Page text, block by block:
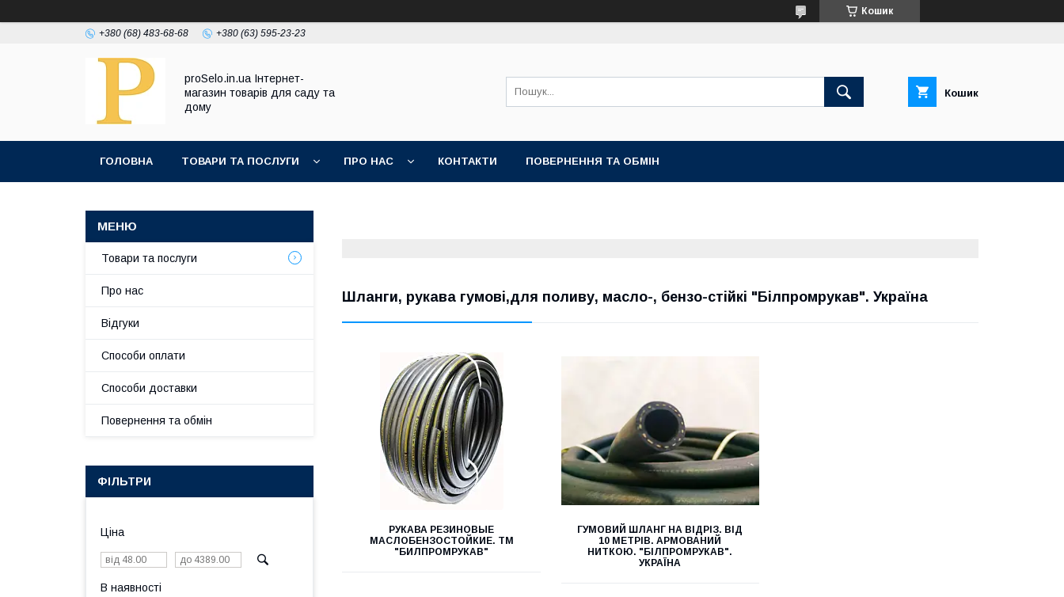
Кошик
+380 (68) 483-68-68 +380 (63) 595-23-23
proSelo.in.ua Інтернет-
магазин товарів для саду та
дому
Кошик
ГОЛОВНА ТОВАРИ ТА ПОСЛУГИ ПРО НАС КОНТАКТИ ПОВЕРНЕННЯ ТА ОБМІН
Шланги, рукава гумові,для поливу, масло-, бензо-стійкі "Білпромрукав". Україна
РУКАВА РЕЗИНОВЫЕ
МАСЛОБЕНЗОСТОЙКИЕ. ТМ
"БИЛПРОМРУКАВ"
ГУМОВИЙ ШЛАНГ НА ВІДРІЗ. ВІД
10 МЕТРІВ. АРМОВАНИЙ
НИТКОЮ. "БІЛПРОМРУКАВ".
УКРАЇНА
Товари та послуги
Про нас
Відгуки
Способи оплати
Способи доставки
Повернення та обмін
ФІЛЬТРИ
Ціна
В наявності